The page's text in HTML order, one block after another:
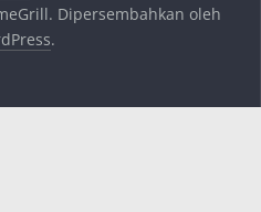
Dipersembahkan oleh
.